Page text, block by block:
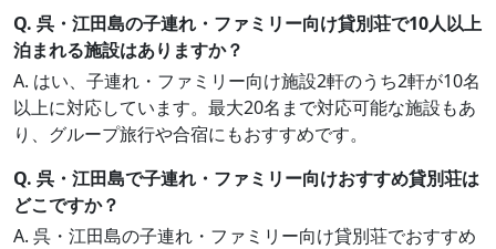
Q. 呉・江田島の子連れ・ファミリー向け貸別荘で10人以上
泊まれる施設はありますか？
A. はい、子連れ・ファミリー向け施設2軒のうち2軒が10名
以上に対応しています。最大20名まで対応可能な施設もあ
り、グループ旅行や合宿にもおすすめです。
Q. 呉・江田島で子連れ・ファミリー向けおすすめ貸別荘は
どこですか？
A. 呉・江田島の子連れ・ファミリー向け貸別荘でおすすめ